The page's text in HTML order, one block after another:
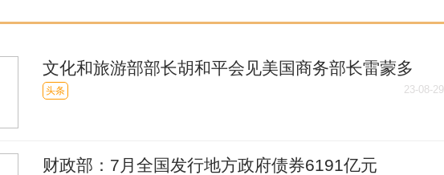
文化和旅游部部长胡和平会见美国商务部长雷蒙多
头条 23-08-29
财政部：7月全国发行地方政府债券6191亿元